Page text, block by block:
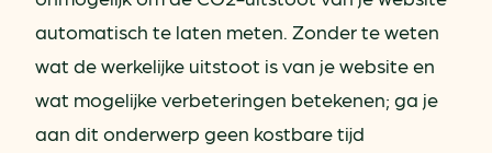
automatisch te laten meten. Zonder te weten
wat de werkelijke uitstoot is van je website en
wat mogelijke verbeteringen betekenen; ga je
aan dit onderwerp geen kostbare tijd